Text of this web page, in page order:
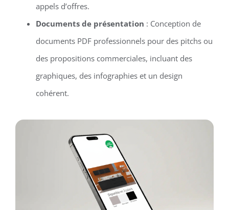
appels d’offres.
Documents de présentation : Conception de
documents PDF professionnels pour des pitchs ou
des propositions commerciales, incluant des
graphiques, des infographies et un design
cohérent.